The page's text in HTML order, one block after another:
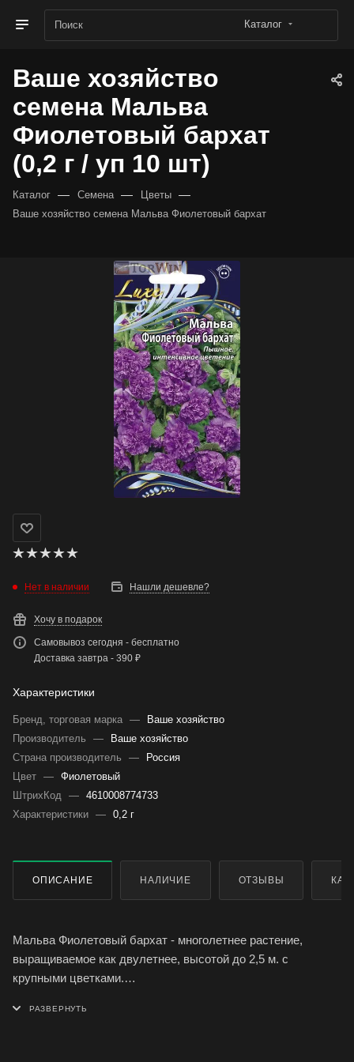
Каталог
Ваше хозяйство
семена Мальва
Фиолетовый бархат
(0,2 г / уп 10 шт)
Каталог — Семена — Цветы —
Ваше хозяйство семена Мальва Фиолетовый бархат
Нет в наличии Нашли дешевле?
Хочу в подарок
Самовывоз сегодня - бесплатно
Доставка завтра - 390 ₽
Характеристики
Бренд, торговая марка —
Ваше хозяйство
Производитель
—
Ваше хозяйство
Страна производитель
—
Россия
Цвет — Фиолетовый
ШтрихКод — 4610008774733
Характеристики — 0,2 г
ОПИСАНИЕ НАЛИЧИЕ ОТЗЫВЫ
Мальва Фиолетовый бархат - многолетнее растение,
выращиваемое как двулетнее, высотой до 2,5 м. с
крупными цветками.
Цветки махровые, диаметром 8-12 см, фиолетовой окраски,